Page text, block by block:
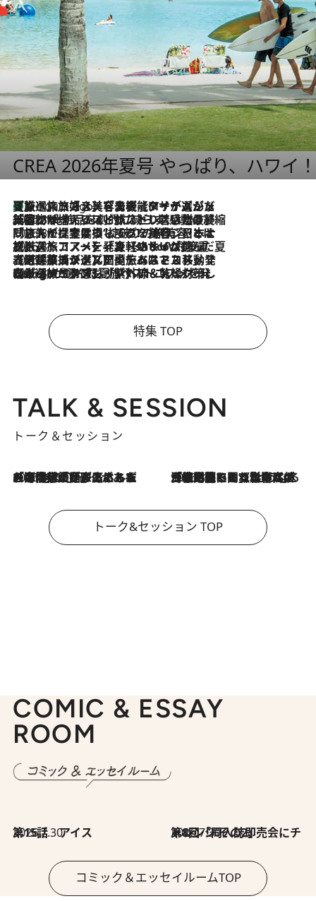
CREA 2026年夏号 やっぱり、ハワイ
4 Hours Ago
【厳選旅コスメ】「多機能アイテムがメイン！」旅好き美容エディターが選んだ夏旅ベストコスメを発表【Mサイズジップ】
2026.8.6
「荷物が増えるほど旅ストレスは増す」美容ジャーナリストがたどり着いた最終結論。“化粧品を劇的に減らす”感動の凝縮美容とは
2026.8.6
「旅先には金髪ウィッグを持参」日本と同じメイクでは損してる!? 美容ジャーナリストが提案する“掟破りの旅美容”とは
2026.8.6
【厳選旅コスメ】「身軽さ＆UV対策重視！」ヘアアーティストshucoが選んだ夏旅ベストコスメを発表【Mサイズジップ】
2026.8.5
【厳選旅コスメ】国内をあちこち移動する河井菜摘が選んだ夏旅ベストコスメ発表！「リラックスアイテムはマスト」【Mサイズジップ】
2026.8.4
【厳選旅コスメ】「紫外線＆乾燥対策しながらメイク感も！」ヘア＆メイクGeorgeが選んだ夏旅ベストコスメを発表！【Mサイズジップ】
特集 TOP
TALK & SESSION
トーク＆セッション
2026.8.3
「今後値上げがあるとすれば…」「リスクがあるのは今年の冬」エネルギー専門家が語る、ホルムズ海峡封鎖が家庭にもたらす“ある心配” 2026.8.3
「住宅建てられない…」「サーチャージ料の高値が続いている」ホルムズ海峡封鎖による影響はいつまで続く？《エネルギー専門家に聞く“どうなる日本の暮らし”》
トーク&セッション TOP
COMIC & ESSAY
ROOM
2026.7.30
第15話 アイス 2026.7.30
第8回「同人誌即売会にチャレンジ その2」
コミック＆エッセイルームTOP